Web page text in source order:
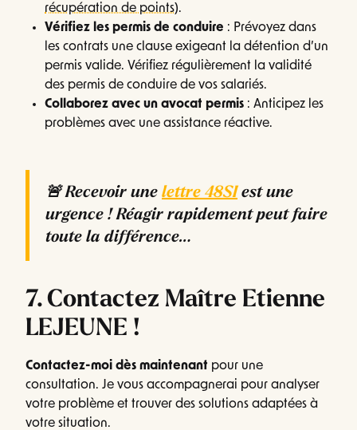
récupération de points).
Vérifiez les permis de conduire : Prévoyez dans
les contrats une clause exigeant la détention d’un
permis valide. Vérifiez régulièrement la validité
des permis de conduire de vos salariés.
Collaborez avec un avocat permis : Anticipez les
problèmes avec une assistance réactive.
🚨Recevoir une lettre 48SIest une
urgence !Réagir rapidement peut faire
toute la différence…
7. Contactez Maître Etienne
LEJEUNE !
Contactez-moi dès maintenant pour une
consultation. Je vous accompagnerai pour analyser
votre problème et trouver des solutions adaptées à
votre situation.